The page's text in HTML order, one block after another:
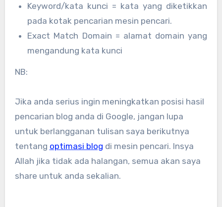
Keyword/kata kunci = kata yang diketikkan
pada kotak pencarian mesin pencari.
Exact Match Domain = alamat domain yang
mengandung kata kunci
NB:
Jika anda serius ingin meningkatkan posisi hasil
pencarian blog anda di Google, jangan lupa
untuk berlangganan tulisan saya berikutnya
tentang optimasi blog di mesin pencari. Insya
Allah jika tidak ada halangan, semua akan saya
share untuk anda sekalian.